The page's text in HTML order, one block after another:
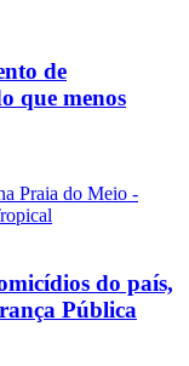
de
que menos
do país,
Pública